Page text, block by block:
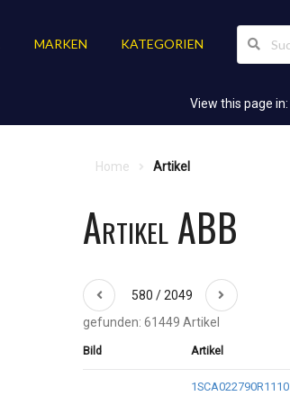
MARKEN KATEGORIEN
View this page in:
Home Artikel
Artikel ABB
580 / 2049
gefunden: 61449 Artikel
Bild Artikel
1SCA022790R1110